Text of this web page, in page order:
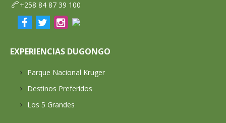
josep@dugongoviagens.com
+258 84 87 39 100
Parque Nacional Kruger
Destinos Preferidos